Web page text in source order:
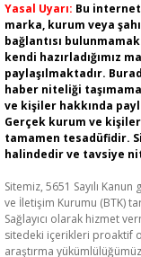
Yasal Uyarı: Bu
marka, kurum veya
bağlantısı
kendi hazırladığımız
paylaşılmaktadır.
haber niteliği
ve kişiler hakkında
Gerçek kurum ve
tamamen tesadüfidir.
halindedir ve tavsiye
Sitemiz, 5651 Sayılı
ve İletişim Kurumu (BTK)
Sağlayıcı olarak hizmet
sitedeki içerikleri proaktif
araştırma